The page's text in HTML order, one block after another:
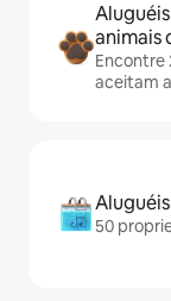
animais
Encontre
aceitam
50